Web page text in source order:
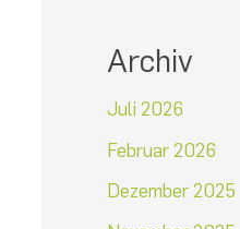
Archiv
Juli 2026
Februar 2026
Dezember 2025